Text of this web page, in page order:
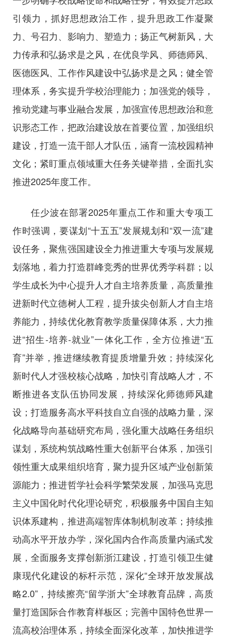
引领力，抓好思想政治工作，提升思政工作凝聚
力、号召力、影响力、塑造力；扬正气树新风，大
力传承和弘扬求是之风，在优良学风、师德师风、
医德医风、工作作风建设中弘扬求是之风；健全管
理体系，务实提升学校治理能力；加强党的领导，
推动党建与事业融合发展，加强宣传思想政治和意
识形态工作，把政治建设放在首要位置，加强组织
建设，打造一流干部人才队伍，涵育一流校园精神
文化；紧盯重点领域重大任务关键举措，全面扎实
推进2025年度工作。
任少波在部署2025年重点工作和重大专项工
作时强调，要谋划“十五五”发展规划和“双一流”建
设任务，聚焦强国建设全力推进重大专项与发展规
划落地，着力打造群峰竞秀的世界优秀学科群；以
学生成长为中心提升人才自主培养质量，高质量推
进新时代立德树人工程，提升拔尖创新人才自主培
养能力，持续优化教育教学质量保障体系，大力推
进“招生-培养-就业”一体化工作，全方位推进“五
育”并举，推进继续教育提质增量升效；持续深化
新时代人才强校核心战略，加快引育战略人才，不
断推进各支队伍协同发展，持续深化师德师风建
设；打造服务高水平科技自立自强的战略力量，深
化战略导向基础研究布局，强化重大战略任务组织
谋划，系统构筑战略性重大创新平台体系，加强引
领性重大成果组织培育，聚力提升区域产业创新策
源能力；推进哲学社会科学繁荣发展，加强马克思
主义中国化时代化理论研究，积极服务中国自主知
识体系建构，推进高端智库体制机制改革；持续推
动高水平开放办学，深化国内合作高质量内涵式发
展，全面服务支撑创新浙江建设，打造引领卫生健
康现代化建设的标杆示范，深化“全球开放发展战
略2.0”，持续擦亮“留学浙大”全球教育品牌，高质
量打造国际合作教育样板区；完善中国特色世界一
流高校治理体系，持续全面深化改革，加快推进学